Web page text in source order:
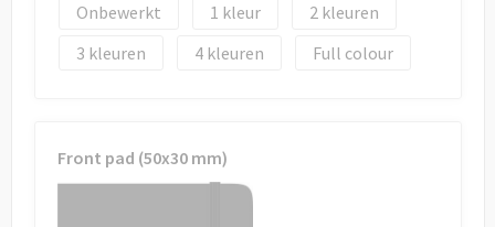
Onbewerkt
1
2
3
4 Full colour
Front pad (50x30 mm)